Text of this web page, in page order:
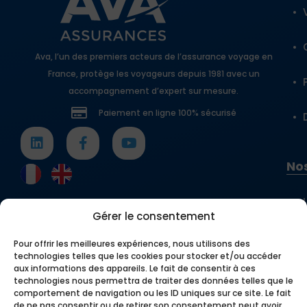
Gérer le consentement
Pour offrir les meilleures expériences, nous utilisons des
technologies telles que les cookies pour stocker et/ou accéder
aux informations des appareils. Le fait de consentir à ces
technologies nous permettra de traiter des données telles que le
comportement de navigation ou les ID uniques sur ce site. Le fait
Ava, l’un des premiers acteurs de l’assurance voyage en
France, protège les voyageurs depuis 1981 avec un
accompagnement d’expert sur mesure.
Paiement en ligne 100% sécurisé